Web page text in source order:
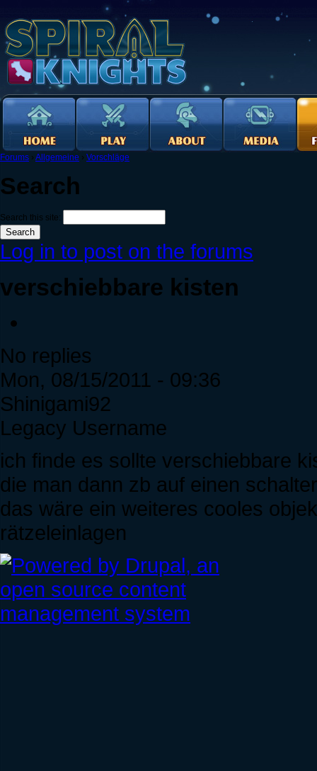
Forums › Allgemeine › Vorschläge
Search
Search this site:
Log in to post on the forums
verschiebbare kisten
No replies
Mon, 08/15/2011 - 09:36
Shinigami92
Legacy Username
ich finde es sollte verschiebbare
die man dann zb auf einen
das wäre ein weiteres cooles
rätzeleinlagen